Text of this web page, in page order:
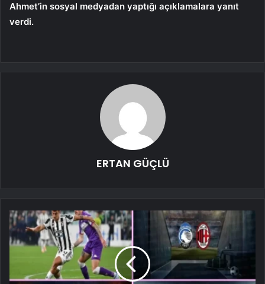
Ahmet’in sosyal medyadan yaptığı açıklamalara yanıt
verdi.
ERTAN GÜÇLÜ